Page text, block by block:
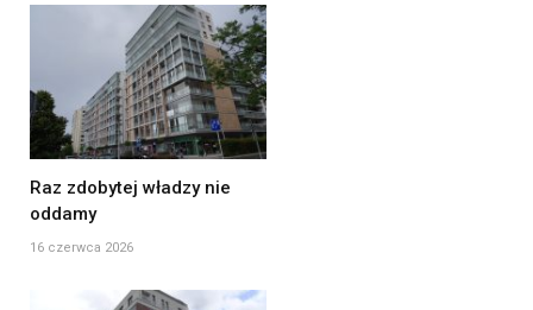
Raz zdobytej władzy nie
oddamy
16 czerwca 2026